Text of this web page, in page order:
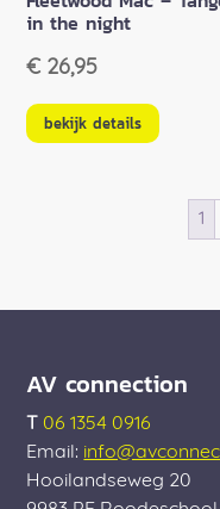
in the night
€ 26,95
bekijk details
1
AV connection
T 06 1354 0916
Email:
Hooilandseweg 20